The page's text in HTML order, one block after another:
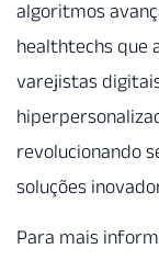
algoritmos
healthtechs que
varejistas
revolucionando
soluções
Para mais